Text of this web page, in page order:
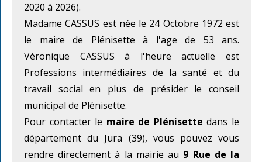
2020 à 2026).
Madame CASSUS est née le 24 Octobre 1972 est
le maire de Plénisette à l'age de 53 ans.
Véronique CASSUS à l'heure actuelle est
Professions intermédiaires de la santé et du
travail social en plus de présider le conseil
municipal de Plénisette.
Pour contacter le maire de Plénisette dans le
département du Jura (39), vous pouvez vous
rendre directement à la mairie au 9 Rue de la